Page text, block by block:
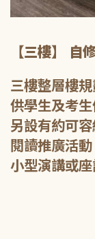
【三樓】 自
三樓整層樓
供學生及考
另設有約可
閱讀推廣活
小型演講或座